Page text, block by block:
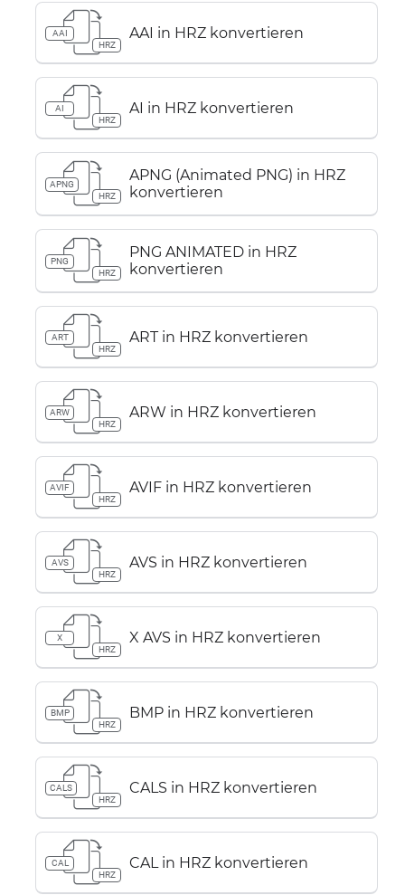
AAI
HRZ
AAI in HRZ konvertieren
AI
HRZ
AI in HRZ konvertieren
APNG
HRZ
APNG (Animated PNG) in HRZ
konvertieren
PNG
HRZ
PNG ANIMATED in HRZ
konvertieren
ART
HRZ
ART in HRZ konvertieren
ARW
HRZ
ARW in HRZ konvertieren
AVIF
HRZ
AVIF in HRZ konvertieren
AVS
HRZ
AVS in HRZ konvertieren
X
HRZ
X AVS in HRZ konvertieren
BMP
HRZ
BMP in HRZ konvertieren
CALS
HRZ
CALS in HRZ konvertieren
CAL
HRZ
CAL in HRZ konvertieren